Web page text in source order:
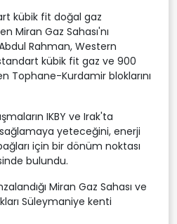
kübik fit doğal gaz
Miran Gaz Sahası'nı
Rahman, Western
kübik fit gaz ve 900
Tophane-Kurdamir bloklarını
IKBY ve Irak'ta
yeteceğini, enerji
için bir dönüm noktası
bulundu.
Miran Gaz Sahası ve
Süleymaniye kenti